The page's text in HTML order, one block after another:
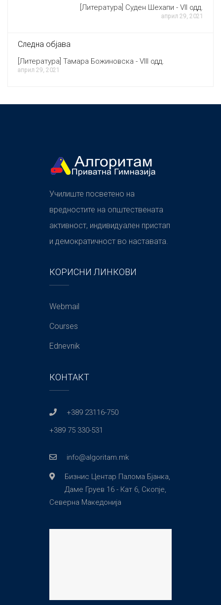
[Литература] Суден Шехапи - VII одд.
април 29, 2021
Следна објава
[Литература] Тамара Божиновска - VIII одд.
април 29, 2021
Училиште посветено на
вредностите на општествената
активност, индивидуален пристап
и демократичност во наставата.
КОРИСНИ ЛИНКОВИ
Webmail
Courses
Ednevnik
КОНТАКТ
+389 23116-750
+389 75 330-531
info@algoritam.mk
Бизнис Центар Палома Бјанка,
Даме Груев 16 - Кат 6, Скопје,
Северна Македонија